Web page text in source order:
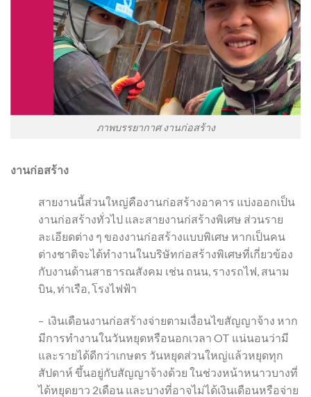
ภาพบรรยากาศ งานก่อสร้าง
งานก่อสร้าง
สายงานนี้ส่วนใหญ่คืองานก่อสร้างอาคาร แบ่งออกเป็น
งานก่อสร้างทั่วไป และสายงานก่สร้างพิเศษ ส่วนราย
ละเอียดต่าง ๆ ของงานก่อสร้างแบบพิเศษ หากเป็นคน
ต่างชาติจะได้ทำงานในบริษัทก่อสร้างพิเศษที่เกี่ยวข้อง
กับงานด้านสาธารณสังคม เช่น ถนน, รางรถไฟ, สนาม
บิน, ท่าเรือ, โรงไฟฟ้า
– เงินเดือนงานก่อสร้างจ่ายตามเงื่อนไขสัญญาจ้าง หาก
มีการทำงานในวันหยุดหรือนอกเวลา OT แน่นอนว่ามี
และรายได้ดีกว่าเกษตร วันหยุดส่วนใหญ่แล้วหยุดทุก
สัปดาห์ ขึ้นอยู่กับสัญญาจ้างด้วย ในช่วงหน้าหนาวบางที่
ได้หยุดยาว 2เดือน และบางที่อาจไม่ได้เงินเดือนหรือจ่าย